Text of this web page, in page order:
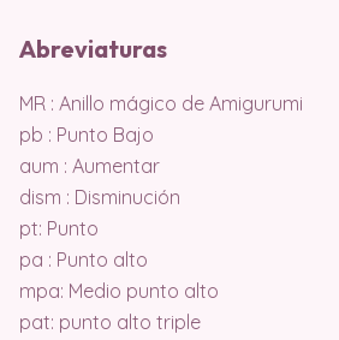
Abreviaturas
MR : Anillo mágico de Amigurumi
pb : Punto Bajo
aum : Aumentar
dism : Disminución
pt: Punto
pa : Punto alto
mpa: Medio punto alto
pat: punto alto triple